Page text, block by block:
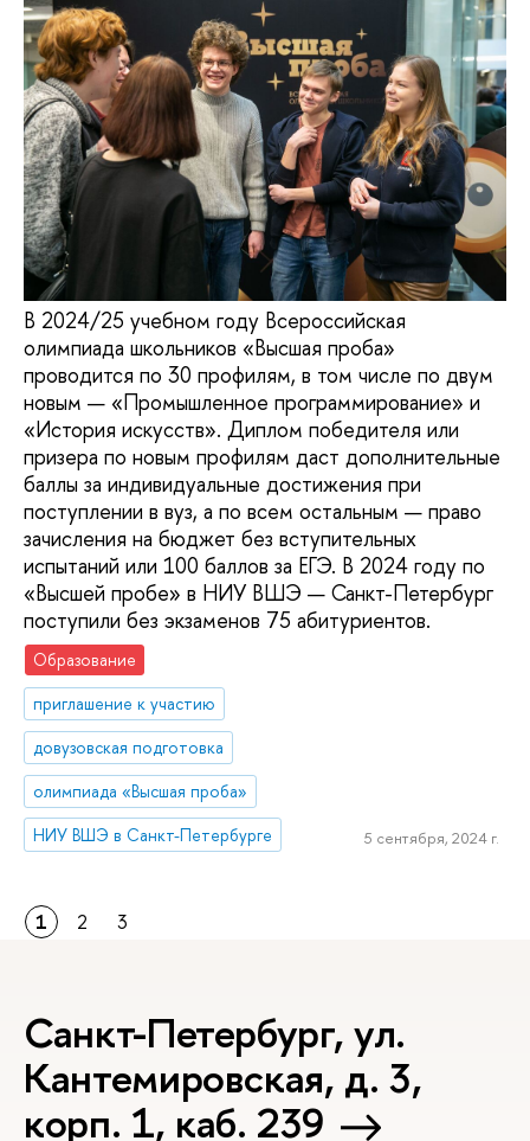
В 2024/25 учебном году Всероссийская
олимпиада школьников «Высшая проба»
проводится по 30 профилям, в том числе по двум
новым — «Промышленное программирование» и
«История искусств». Диплом победителя или
призера по новым профилям даст дополнительные
баллы за индивидуальные достижения при
поступлении в вуз, а по всем остальным — право
зачисления на бюджет без вступительных
испытаний или 100 баллов за ЕГЭ. В 2024 году по
«Высшей пробе» в НИУ ВШЭ — Санкт-Петербург
поступили без экзаменов 75 абитуриентов.
Образование
приглашение к участию
довузовская подготовка
олимпиада «Высшая проба»
НИУ ВШЭ в Санкт-Петербурге
5 сентября, 2024 г.
1 2 3
Санкт-Петербург, ул.
Кантемировская, д. 3,
корп. 1, каб. 239